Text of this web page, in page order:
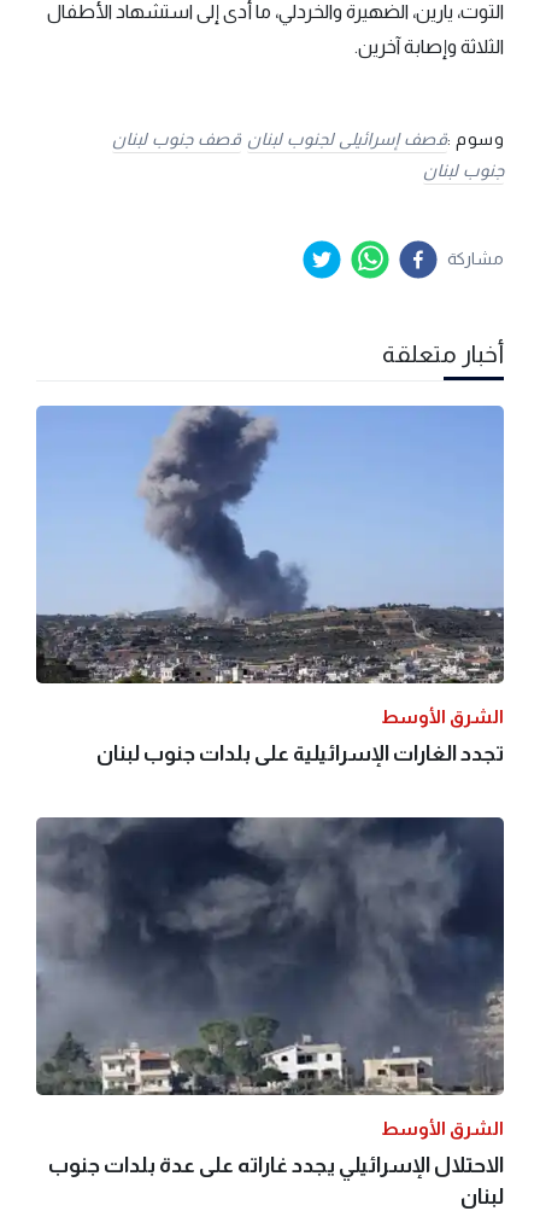
التوت، يارين، الضهيرة والخردلي، ما أدى إلى استشهاد الأطفال
الثلاثة وإصابة آخرين.
وسوم :قصف إسرائيلى لجنوب لبنان قصف جنوب لبنان
جنوب لبنان
مشاركة
أخبار متعلقة
الشرق الأوسط
تجدد الغارات الإسرائيلية على بلدات جنوب لبنان
الشرق الأوسط
الاحتلال الإسرائيلي يجدد غاراته على عدة بلدات جنوب
لبنان